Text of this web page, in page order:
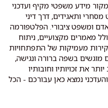
מידע משפטי מקיף ועדכני
ותאגידים, דרך דיני
אדם ומשפט ציבורי. הפלטפורמה
מאמרים מקצועיים, ניתוח
מעמיקות של התפתחויות
בשפה ברורה ונגישה,
את זכויותיו וחובותיו
נמצא כאן עבורכם - הכל